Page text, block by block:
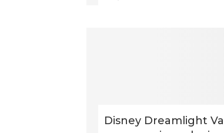
Disney Dreamlight